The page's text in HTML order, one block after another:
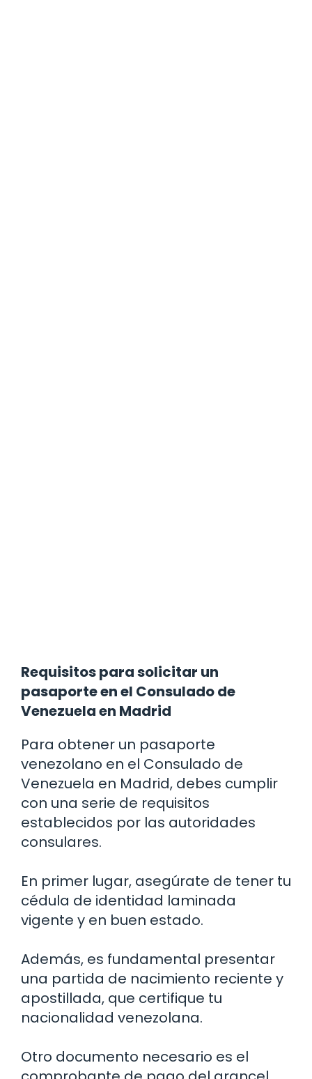
Requisitos para solicitar un
pasaporte en el Consulado de
Venezuela en Madrid
Para obtener un pasaporte
venezolano en el Consulado de
Venezuela en Madrid, debes cumplir
con una serie de requisitos
establecidos por las autoridades
consulares.
En primer lugar, asegúrate de tener tu
cédula de identidad laminada
vigente y en buen estado.
Además, es fundamental presentar
una partida de nacimiento reciente y
apostillada, que certifique tu
nacionalidad venezolana.
Otro documento necesario es el